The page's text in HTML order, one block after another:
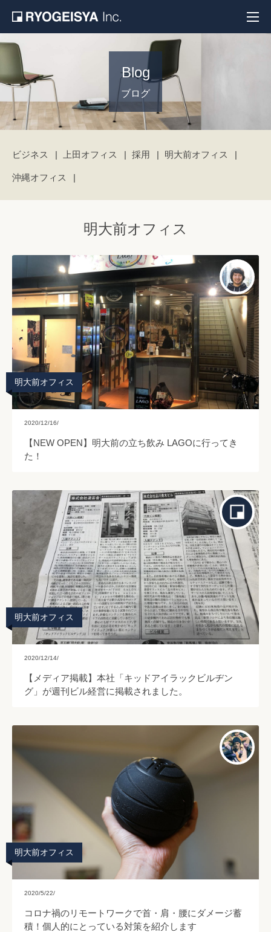
Blog
ブログ
ビジネス 上田オフィス 採用 明大前オフィス
沖縄オフィス
明大前オフィス
明大前オフィス
2020/12/16/
【NEW OPEN】明大前の立ち飲み LAGOに行ってき
た！
明大前オフィス
2020/12/14/
【メディア掲載】本社「キッドアイラックビルヂン
グ」が週刊ビル経営に掲載されました。
明大前オフィス
2020/5/22/
コロナ禍のリモートワークで首・肩・腰にダメージ蓄
積！個人的にとっている対策を紹介します